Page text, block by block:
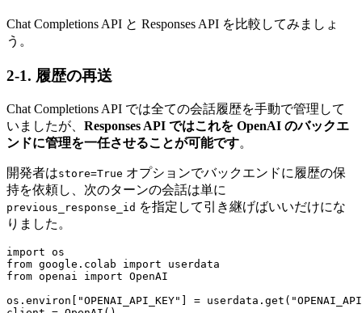
Chat Completions API と Responses API を比較してみましょ
う。
2-1. 履歴の再送
Chat Completions API では全ての会話履歴を手動で管理して
いましたが、 Responses API ではこれを OpenAI のバックエ
ンドに管理を一任させることが可能です。
開発者はstore=True オプションでバックエンドに履歴の保
持を依頼し、次のターンの会話は単に
previous_response_id を指定して引き継げばいいだけにな
りました。
import os
from google.colab import userdata
from openai import OpenAI
os.environ["OPENAI_API_KEY"] =